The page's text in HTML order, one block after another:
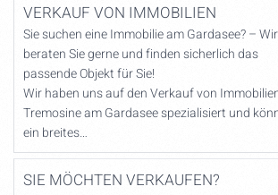
VERKAUF VON IMMOBILIEN
Sie suchen eine Immobilie am Gardasee? – Wir
beraten Sie gerne und finden sicherlich das
passende Objekt für Sie!
Wir haben uns auf den Verkauf von
Tremosine am Gardasee spezialisiert und
ein breites…
SIE MÖCHTEN VERKAUFEN?